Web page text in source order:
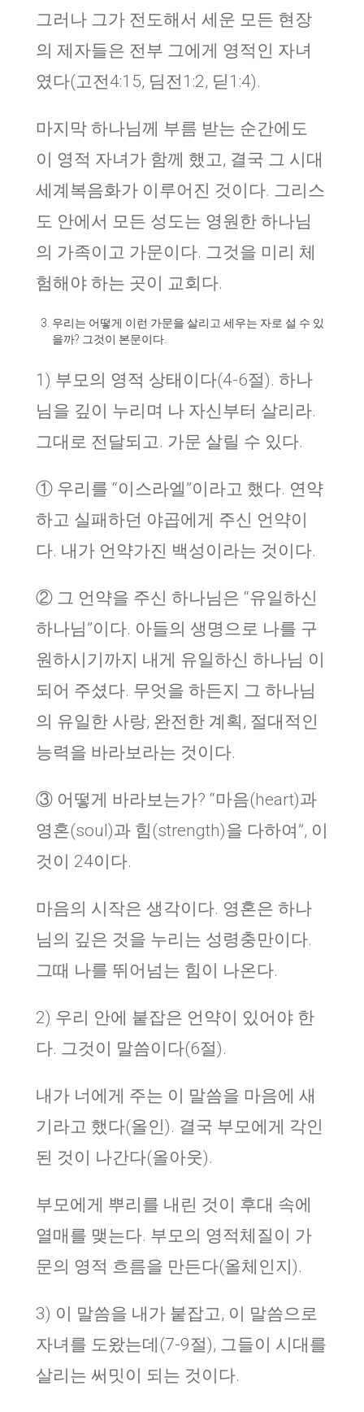
그러나 그가 전도해서 세운 모든 현장
의 제자들은 전부 그에게 영적인 자녀
였다(고전4:15, 딤전1:2, 딛1:4).
마지막 하나님께 부름 받는 순간에도
이 영적 자녀가 함께 했고, 결국 그 시대
세계복음화가 이루어진 것이다. 그리스
도 안에서 모든 성도는 영원한 하나님
의 가족이고 가문이다. 그것을 미리 체
험해야 하는 곳이 교회다.
우리는 어떻게 이런 가문을 살리고 세우는 자로 설 수 있
을까? 그것이 본문이다.
1) 부모의 영적 상태이다(4-6절). 하나
님을 깊이 누리며 나 자신부터 살리라.
그대로 전달되고. 가문 살릴 수 있다.
① 우리를 “이스라엘”이라고 했다. 연약
하고 실패하던 야곱에게 주신 언약이
다. 내가 언약가진 백성이라는 것이다.
② 그 언약을 주신 하나님은 “유일하신
하나님”이다. 아들의 생명으로 나를 구
원하시기까지 내게 유일하신 하나님 이
되어 주셨다. 무엇을 하든지 그 하나님
의 유일한 사랑, 완전한 계획, 절대적인
능력을 바라보라는 것이다.
③ 어떻게 바라보는가? “마음(heart)과
영혼(soul)과 힘(strength)을 다하여”, 이
것이 24이다.
마음의 시작은 생각이다. 영혼은 하나
님의 깊은 것을 누리는 성령충만이다.
그때 나를 뛰어넘는 힘이 나온다.
2) 우리 안에 붙잡은 언약이 있어야 한
다. 그것이 말씀이다(6절).
내가 너에게 주는 이 말씀을 마음에 새
기라고 했다(올인). 결국 부모에게 각인
된 것이 나간다(올아웃).
부모에게 뿌리를 내린 것이 후대 속에
열매를 맺는다. 부모의 영적체질이 가
문의 영적 흐름을 만든다(올체인지).
3) 이 말씀을 내가 붙잡고, 이 말씀으로
자녀를 도왔는데(7-9절), 그들이 시대를
살리는 써밋이 되는 것이다.